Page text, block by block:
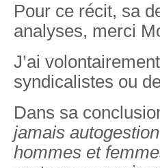
Pour ce récit, sa
analyses, merci
J’ai
syndicalistes ou
Dans sa
jamais
hommes et